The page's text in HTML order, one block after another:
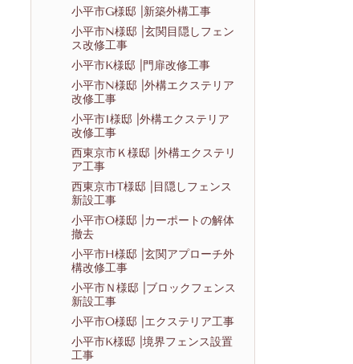
小平市G様邸 |新築外構工事
小平市N様邸 |玄関目隠しフェン
ス改修工事
小平市K様邸 |門扉改修工事
小平市N様邸 |外構エクステリア
改修工事
小平市I様邸 |外構エクステリア
改修工事
西東京市Ｋ様邸 |外構エクステリ
ア工事
西東京市T様邸 |目隠しフェンス
新設工事
小平市O様邸 |カーポートの解体
撤去
小平市H様邸 |玄関アプローチ外
構改修工事
小平市Ｎ様邸 |ブロックフェンス
新設工事
小平市O様邸 |エクステリア工事
小平市K様邸 |境界フェンス設置
工事